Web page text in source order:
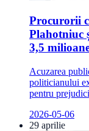
Procurorii
Plahotniuc
3,5
Acuzarea
politicianului
pentru
2026-05-06
29 aprilie